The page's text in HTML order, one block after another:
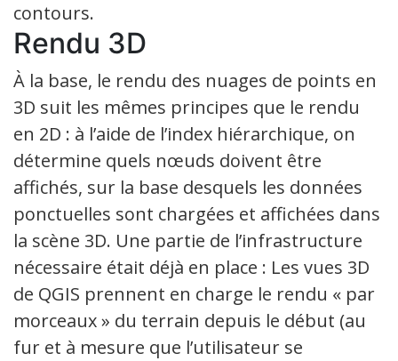
contours.
Rendu 3D
À la base, le rendu des nuages de points en
3D suit les mêmes principes que le rendu
en 2D : à l’aide de l’index hiérarchique, on
détermine quels nœuds doivent être
affichés, sur la base desquels les données
ponctuelles sont chargées et affichées dans
la scène 3D. Une partie de l’infrastructure
nécessaire était déjà en place : Les vues 3D
de QGIS prennent en charge le rendu « par
morceaux » du terrain depuis le début (au
fur et à mesure que l’utilisateur se